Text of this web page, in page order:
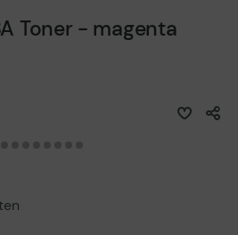
Toner - magenta